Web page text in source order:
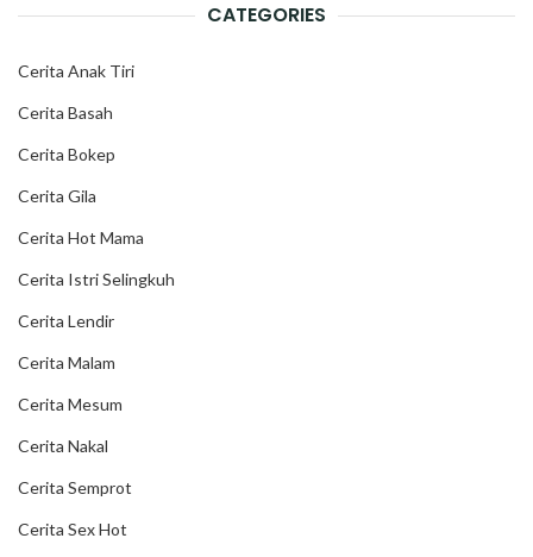
CATEGORIES
Cerita Anak Tiri
Cerita Basah
Cerita Bokep
Cerita Gila
Cerita Hot Mama
Cerita Istri Selingkuh
Cerita Lendir
Cerita Malam
Cerita Mesum
Cerita Nakal
Cerita Semprot
Cerita Sex Hot